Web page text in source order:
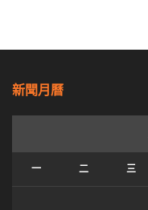
新聞月曆
一 二 三